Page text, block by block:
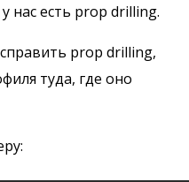
нас есть prop drilling.
prop drilling,
туда, где оно